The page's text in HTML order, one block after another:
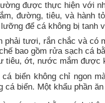
được thực hiện với
đường, tiêu, và hành
để cá không bị tanh
phải tươi, rắn chắc và có
bao gồm rửa sạch cá
tiêu, ớt, nước mắm được
biển không chỉ ngon
cá biển. Một khẩu phần